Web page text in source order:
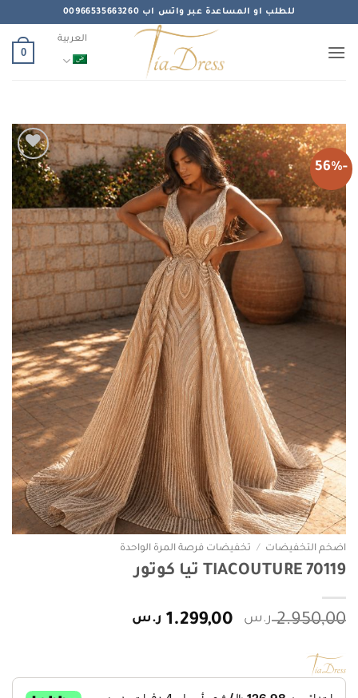
للطلب او المساعدة عبر واتس اب 00966535663260
العربية
0
-56%
Add to
wishlist
اضخم التخفيضات / تخفيضات فرصة المرة الواحدة
TIACOUTURE 70119 تيا كوتور
2.950,00 ر.س
السعر
2.950,00 ر.س.
1.299,00 ر.س
1.299,00 ر.س.